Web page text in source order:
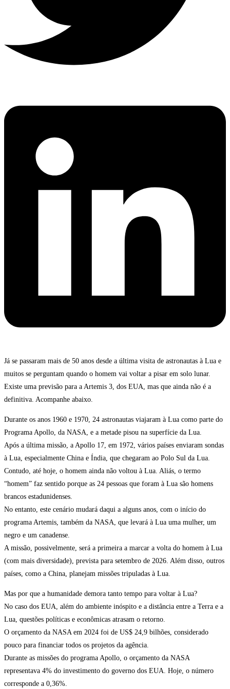
Já se passaram mais de 50 anos desde a última visita de astronautas à Lua e
muitos se perguntam quando o homem vai voltar a pisar em solo lunar.
Existe uma previsão para a Artemis 3, dos EUA, mas que ainda não é a
definitiva. Acompanhe abaixo.
Durante os anos 1960 e 1970, 24 astronautas viajaram à Lua como parte do
Programa Apollo, da NASA, e a metade pisou na superfície da Lua.
Após a última missão, a Apollo 17, em 1972, vários países enviaram sondas
à Lua, especialmente China e Índia, que chegaram ao Polo Sul da Lua.
Contudo, até hoje, o homem ainda não voltou à Lua. Aliás, o termo
“homem” faz sentido porque as 24 pessoas que foram à Lua são homens
brancos estadunidenses.
No entanto, este cenário mudará daqui a alguns anos, com o início do
programa Artemis, também da NASA, que levará à Lua uma mulher, um
negro e um canadense.
A missão, possivelmente, será a primeira a marcar a volta do homem à Lua
(com mais diversidade), prevista para setembro de 2026. Além disso, outros
países, como a China, planejam missões tripuladas à Lua.
Mas por que a humanidade demora tanto tempo para voltar à Lua?
No caso dos EUA, além do ambiente inóspito e a distância entre a Terra e a
Lua, questões políticas e econômicas atrasam o retorno.
O orçamento da NASA em 2024 foi de US$ 24,9 bilhões, considerado
pouco para financiar todos os projetos da agência.
Durante as missões do programa Apollo, o orçamento da NASA
representava 4% do investimento do governo dos EUA. Hoje, o número
corresponde a 0,36%.